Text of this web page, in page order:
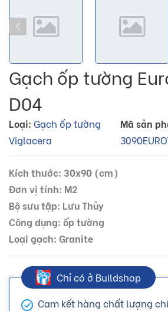
Gạch ốp tường
D04
Loại: Gạch ốp tường
Viglacera
Mã sản
Kích thước: 30x90 (cm)
Đơn vị tính: M2
Bộ sưu tập: Lưu Thủy
Công dụng: ốp tường
Loại gạch: Granite
Chỉ có ở Buildshop
Cam kết hàng chất lượng